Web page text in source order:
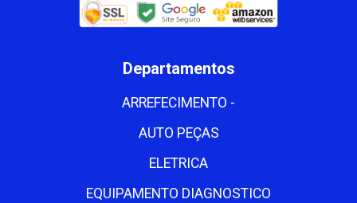
Departamentos
ARREFECIMENTO -
AUTO PEÇAS
ELETRICA
EQUIPAMENTO DIAGNOSTICO